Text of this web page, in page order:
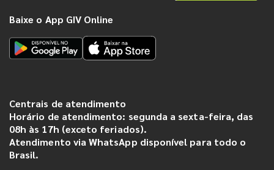
Baixe o App GIV Online
Centrais de atendimento
Horário de atendimento: segunda a sexta-feira, das
08h às 17h (exceto feriados).
Atendimento via WhatsApp disponível para todo o
Brasil.